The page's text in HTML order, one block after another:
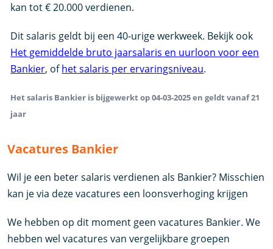
kan tot € 20.000 verdienen.
Dit salaris geldt bij een 40-urige werkweek. Bekijk ook
Het gemiddelde bruto jaarsalaris en uurloon voor een
Bankier, ofhet salaris per ervaringsniveau.
Het salaris Bankier is bijgewerkt op 04-03-2025 en geldt vanaf 21
jaar
Vacatures Bankier
Wil je een beter salaris verdienen als Bankier? Misschien
kan je via deze vacatures een loonsverhoging krijgen
We hebben op dit moment geen vacatures Bankier. We
hebben wel vacatures van vergelijkbare groepen